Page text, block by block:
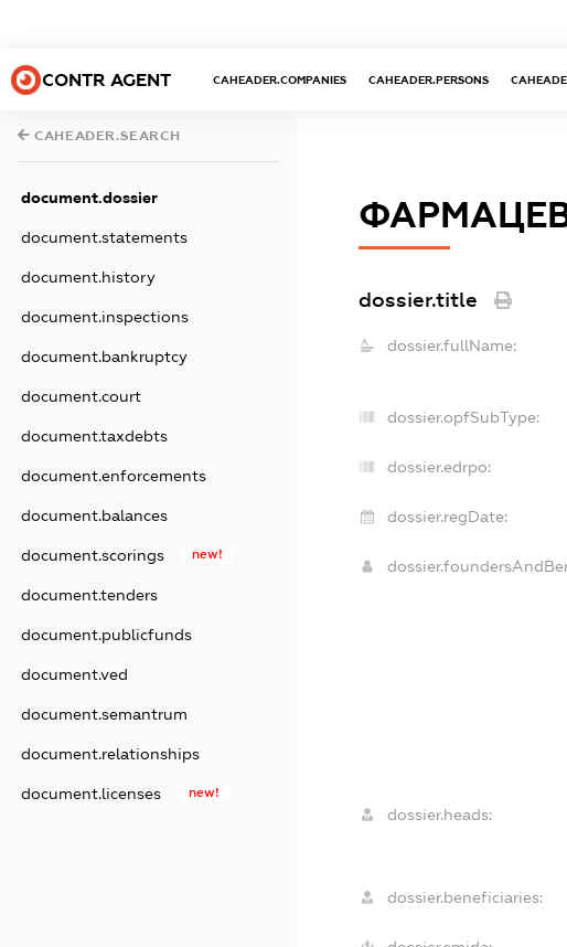
CONTR AGENT CAHEADER.COMPANIES CAHEADER.PERSONS
CAHEADER.SEARCH
document.dossier
document.statements
document.history
document.inspections
document.bankruptcy
document.court
document.taxdebts
document.enforcements
document.balances
document.scorings new!
document.tenders
document.publicfunds
document.ved
document.semantrum
document.relationships
document.licenses new!
dossier.title
dossier.fullName:
dossier.opfSubType:
dossier.edrpo:
dossier.regDate:
dossier.heads:
dossier.beneficiaries: